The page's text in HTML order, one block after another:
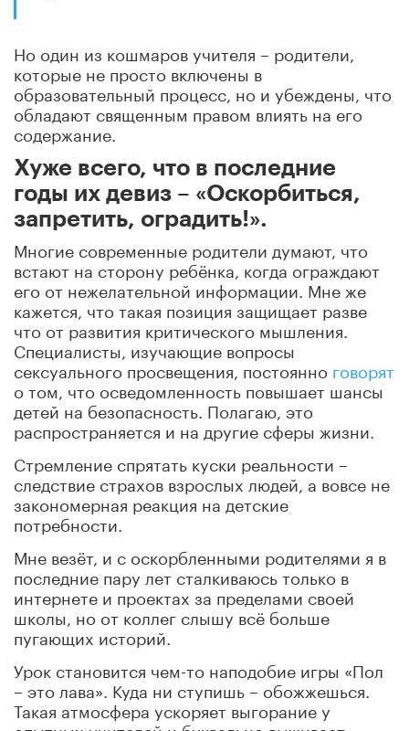
Но один из кошмаров учителя – родители,
которые не просто включены в
образовательный процесс, но и убеждены, что
обладают священным правом влиять на его
содержание.
Хуже всего, что в последние
годы их девиз – «Оскорбиться,
запретить, оградить!».
Многие современные родители думают, что
встают на сторону ребёнка, когда ограждают
его от нежелательной информации. Мне же
кажется, что такая позиция защищает разве
что от развития критического мышления.
Специалисты, изучающие вопросы
сексуального просвещения, постоянно говорят
о том, что осведомленность повышает шансы
детей на безопасность. Полагаю, это
распространяется и на другие сферы жизни.
Стремление спрятать куски реальности –
следствие страхов взрослых людей, а вовсе не
закономерная реакция на детские
потребности.
Мне везёт, и с оскорбленными родителями я в
последние пару лет сталкиваюсь только в
интернете и проектах за пределами своей
школы, но от коллег слышу всё больше
пугающих историй.
Урок становится чем-то наподобие игры «Пол
– это лава». Куда ни ступишь – обожжешься.
Такая атмосфера ускоряет выгорание у